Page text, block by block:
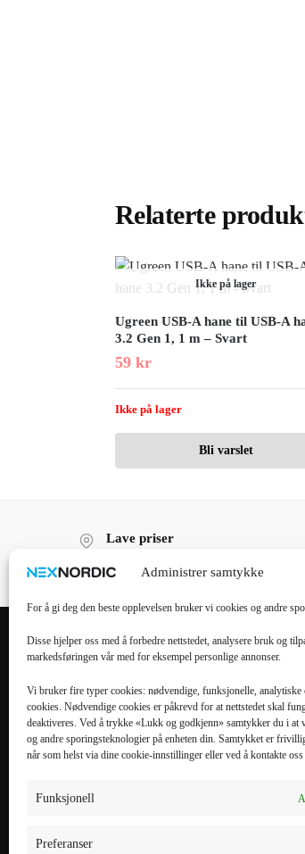
Administrer samtykke
For å gi deg den beste opplevelsen bruker vi cookies og andre
Disse hjelper oss med å forbedre nettstedet, analysere bruk og
markedsføringen vår med for eksempel personlige annonser.
Vi bruker fire typer cookies: nødvendige, funksjonelle, analytiske
cookies. Nødvendige cookies er påkrevd for at nettstedet skal
deaktiveres. Ved å trykke «Lukk og godkjenn» samtykker du i at
og andre sporingsteknologier på enheten din. Samtykket er
når som helst via dine cookie-innstillinger eller ved å kontakte
Funksjonell
Preferanser
Relaterte
Ikke på lager
Ugreen USB-A hane til USB-A
3.2 Gen 1, 1 m – Svart
59 kr
Ikke på lager
Bli varslet
Lave priser
KATEGORIER
Mobiltilbehør
Tilbehør til nettbrett
Kabler & Ladere
iPhone
iPhone